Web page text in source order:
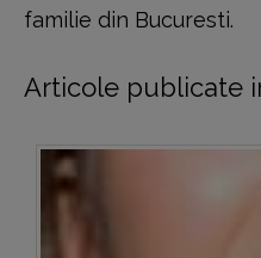
familie din Bucuresti.
Articole publicate